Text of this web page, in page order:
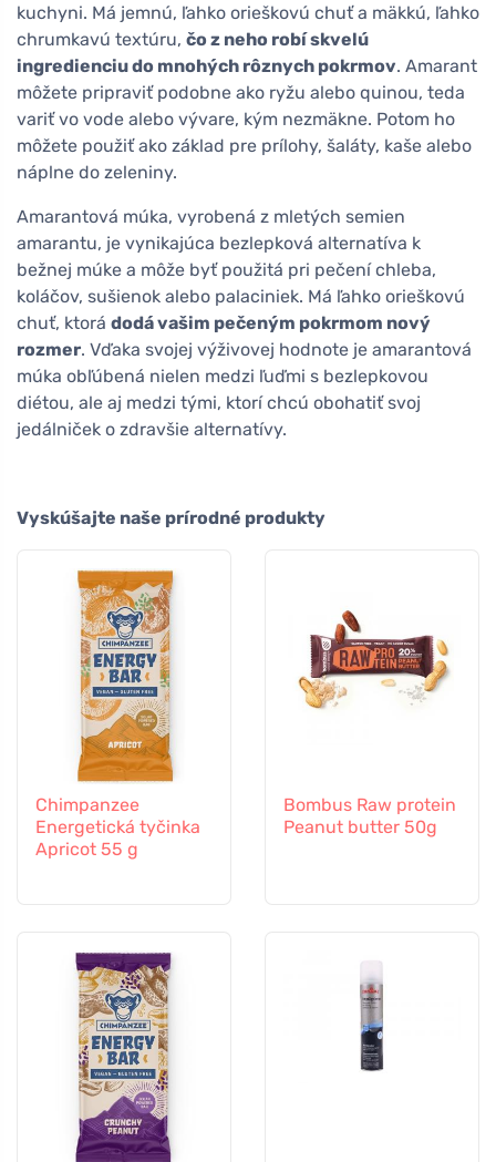
kuchyni. Má jemnú, ľahko orieškovú chuť a mäkkú, ľahko
chrumkavú textúru, čo z neho robí skvelú
ingredienciu do mnohých rôznych pokrmov. Amarant
môžete pripraviť podobne ako ryžu alebo quinou, teda
variť vo vode alebo vývare, kým nezmäkne. Potom ho
môžete použiť ako základ pre prílohy, šaláty, kaše alebo
náplne do zeleniny.
Amarantová múka, vyrobená z mletých semien
amarantu, je vynikajúca bezlepková alternatíva k
bežnej múke a môže byť použitá pri pečení chleba,
koláčov, sušienok alebo palaciniek. Má ľahko orieškovú
chuť, ktorá dodá vašim pečeným pokrmom nový
rozmer. Vďaka svojej výživovej hodnote je amarantová
múka obľúbená nielen medzi ľuďmi s bezlepkovou
diétou, ale aj medzi tými, ktorí chcú obohatiť svoj
jedálniček o zdravšie alternatívy.
Vyskúšajte naše prírodné produkty
Chimpanzee
Energetická tyčinka
Apricot 55 g
Bombus Raw protein
Peanut butter 50g